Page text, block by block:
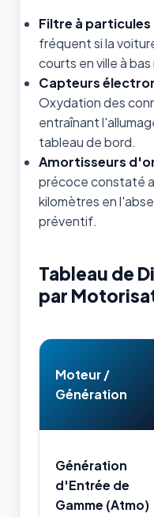
Filtre à particules
fréquent si la
courts en ville à bas
Capteurs
Oxydation des
entraînant
tableau de bord.
Amortisseurs
précoce constaté
kilomètres en
préventif.
Tableau de
par
Moteur /
Génération
Génération
d'Entrée de
Gamme (Atmo)